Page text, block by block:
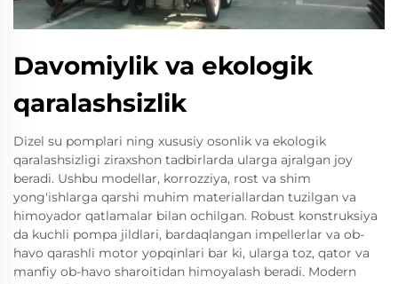
Davomiylik va ekologik
qaralashsizlik
Dizel su pomplari ning xususiy osonlik va ekologik
qaralashsizligi ziraxshon tadbirlarda ularga ajralgan joy
beradi. Ushbu modellar, korrozziya, rost va shim
yong'ishlarga qarshi muhim materiallardan tuzilgan va
himoyador qatlamalar bilan ochilgan. Robust konstruksiya
da kuchli pompa jildlari, bardaqlangan impellerlar va ob-
havo qarashli motor yopqinlari bar ki, ularga toz, qator va
manfiy ob-havo sharoitidan himoyalash beradi. Modern